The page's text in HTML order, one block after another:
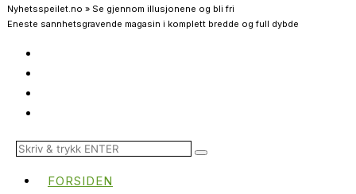
Nyhetsspeilet.no » Se gjennom illusjonene og bli fri
Eneste sannhetsgravende magasin i komplett bredde og full dybde
FORSIDEN